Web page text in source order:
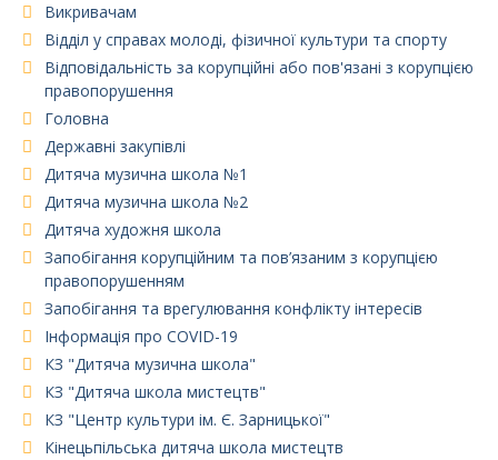
Викривачам
Відділ у справах молоді, фізичної культури та спорту
Відповідальність за корупційні або пов'язані з корупцією
правопорушення
Головна
Державні закупівлі
Дитяча музична школа №1
Дитяча музична школа №2
Дитяча художня школа
Запобігання корупційним та пов’язаним з корупцією
правопорушенням
Запобігання та врегулювання конфлікту інтересів
Інформація про COVID-19
КЗ "Дитяча музична школа"
КЗ "Дитяча школа мистецтв"
КЗ "Центр культури ім. Є. Зарницької"
Кінецьпільська дитяча школа мистецтв